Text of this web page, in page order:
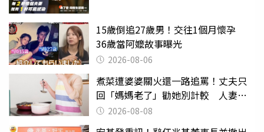
15歲倒追27歲男！交往1個月懷孕
36歲當阿嬤故事曝光
2026-08-06
煮菜遭婆婆關火還一路追罵！丈夫只
回「媽媽老了」勸她別計較 人妻超
崩潰：我像台傭
2026-08-08